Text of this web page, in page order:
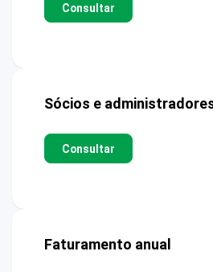
Consultar
Sócios e
Consultar
Faturamento anual